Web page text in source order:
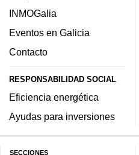
INMOGalia
Eventos en Galicia
Contacto
RESPONSABILIDAD SOCIAL
Eficiencia energética
Ayudas para inversiones
SECCIONES